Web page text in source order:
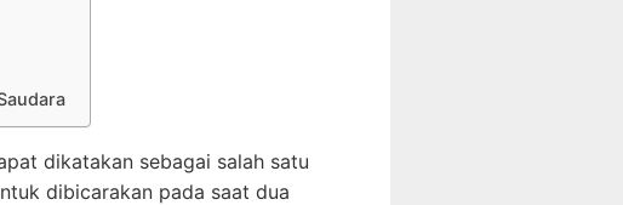
dikatakan sebagai salah satu
dibicarakan pada saat dua